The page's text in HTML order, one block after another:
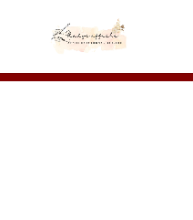
Les chevalets
merci de ne pas